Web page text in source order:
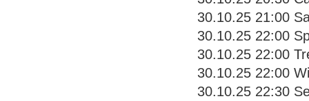
30.10.25 21:00
30.10.25 22:00
30.10.25 22:00
30.10.25 22:00
30.10.25 22:30